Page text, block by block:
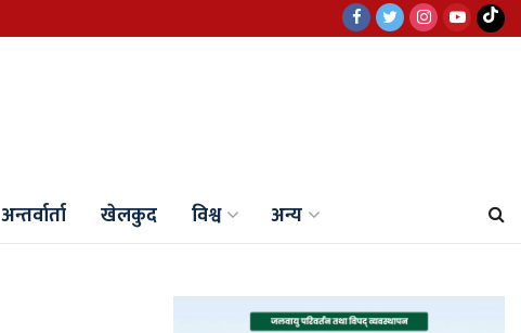
अन्तर्वार्ता खेलकुद विश्व अन्य